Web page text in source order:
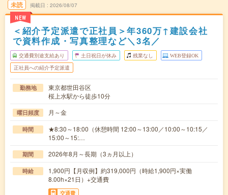
未読
NEW
掲載日 2026/08/07
＜紹介予定派遣で正社員＞年360万↑建設会社
で資料作成・写真整理など＼3名／
交通費別途支給あり 土日祝日が休み 残業なし WEB登録OK
正社員への紹介予定派遣
勤務地
東京都世田谷区
桜上水駅から徒歩10分
曜日頻度 月～金
時間
★8:30～18:00（休憩時間 12:00～13:00／10:00～10:15／
15:00～15:…
期間 2026年8月～長期（3ヵ月以上）
時給
1,900円【月収例】約319,000円（時給1,900円×実働
8.00h×21日）+交通費
交通費